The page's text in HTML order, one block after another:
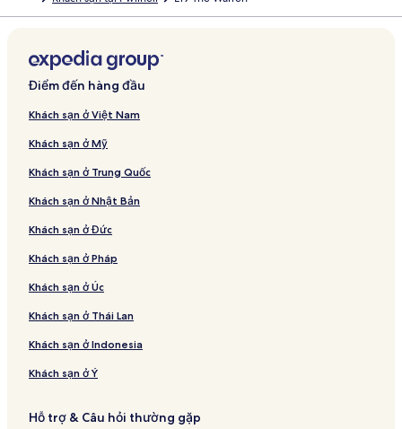
Điểm đến hàng đầu
Khách sạn ở Việt Nam
Khách sạn ở Mỹ
Khách sạn ở Trung Quốc
Khách sạn ở Nhật Bản
Khách sạn ở Đức
Khách sạn ở Pháp
Khách sạn ở Úc
Khách sạn ở Thái Lan
Khách sạn ở Indonesia
Khách sạn ở Ý
Hỗ trợ & Câu hỏi thường gặp